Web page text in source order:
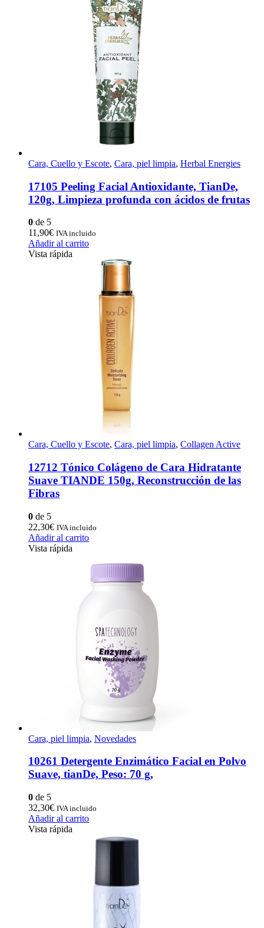
Cara, Cuello y Escote, Cara, piel limpia, Herbal Energies
17105 Peeling Facial Antioxidante, TianDe,
120g, Limpieza profunda con ácidos de frutas
0 de 5
11,90€ IVA incluido
Añadir al carrito
Vista rápida
Cara, Cuello y Escote, Cara, piel limpia, Collagen Active
12712 Tónico Colágeno de Cara Hidratante
Suave TIANDE 150g, Reconstrucción de las
Fibras
0 de 5
22,30€ IVA incluido
Añadir al carrito
Vista rápida
Cara, piel limpia, Novedades
10261 Detergente Enzimático Facial en Polvo
Suave, tianDe, Peso: 70 g,
0 de 5
32,30€ IVA incluido
Añadir al carrito
Vista rápida